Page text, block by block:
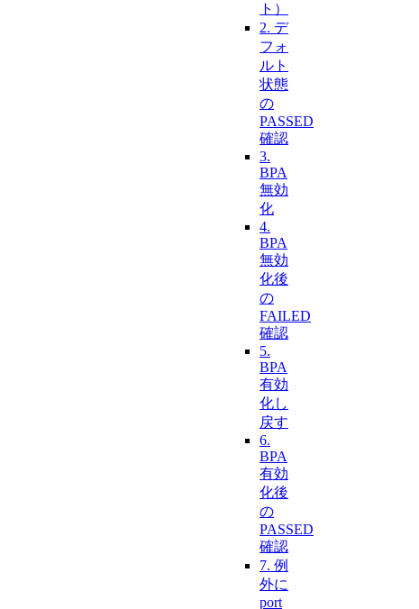
ト）
2. デ
フォ
ルト
状態
の
PASSED
確認
3.
BPA
無効
化
4.
BPA
無効
化後
の
FAILED
確認
5.
BPA
有効
化し
戻す
6.
BPA
有効
化後
の
PASSED
確認
7. 例
外に
port